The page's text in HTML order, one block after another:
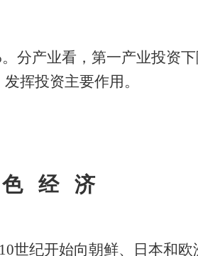
分产业看，第一产业投资下
挥投资主要作用。
色 经 济
世纪开始向朝鲜、日本和